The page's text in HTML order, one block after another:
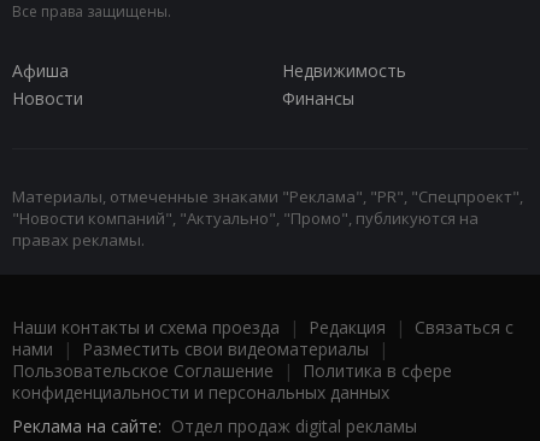
Все права защищены.
Афиша
Недвижимость
Новости
Финансы
Материалы, отмеченные знаками "Реклама", "PR", "Спецпроект",
"Новости компаний", "Актуально", "Промо", публикуются на
правах рекламы.
Наши контакты и схема проезда | Редакция | Связаться с
нами | Разместить свои видеоматериалы |
Пользовательское Соглашение |
Политика в сфере
конфиденциальности и персональных данных
Реклама на сайте: Отдел продаж digital рекламы